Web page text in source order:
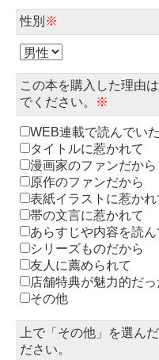
性別 ※
この本を購入した理由
でください。
※
WEB連載で読んでい
タイトルに惹かれて
漫画家のファンだから
原作のファンだから
表紙イラストに惹かれ
帯の文言に惹かれて
あらすじや内容を読ん
シリーズものだから
友人に薦められて
店舗特典が魅力的だっ
その他
上で「その他」を選ん
ださい。